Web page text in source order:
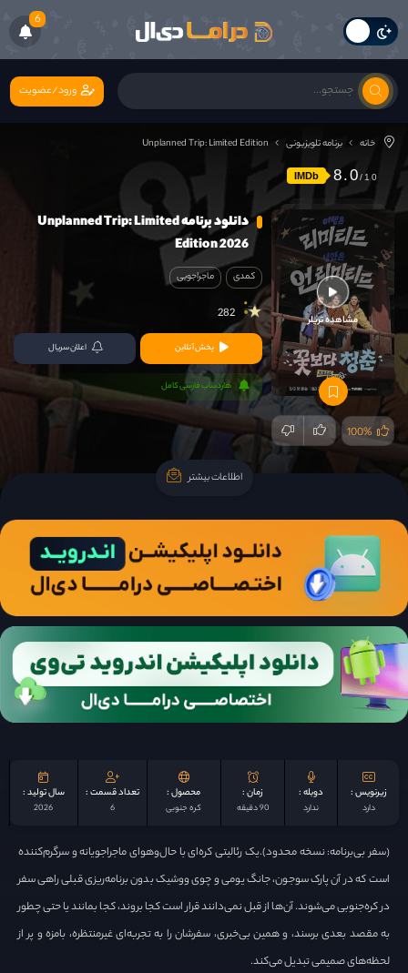
6
ورود/عضویت
خانه برنامه تلویزیونی Unplanned Trip: Limited Edition
IMDb 8.0
مشاهده تریلر
100%
دانلود برنامه Unplanned Trip: Limited
Edition 2026
کمدی ماجراجویی
282
پخش آنلاین اعلان سریال
هاردساب فارسی کامل
اطلاعات بیشتر
زیرنویس :
دارد
دوبله :
ندارد
زمان :
90 دقیقه
محصول :
کره جنوبی
تعداد قسمت :
6
سال تولید :
2026
(سفر بی‌برنامه: نسخه محدود).یک رئالیتی کره‌ای با حال‌وهوای ماجراجویانه و سرگرم‌کننده
است که در آن پارک سوجون، جانگ یومی و چوی ووشیک بدون برنامه‌ریزی قبلی راهی سفر
در کره‌جنوبی می‌شوند. آن‌ها از قبل نمی‌دانند قرار است کجا بروند، کجا بمانند یا حتی چطور
به مقصد بعدی برسند، و همین بی‌خبری، سفرشان را به تجربه‌ای غیرمنتظره، بامزه و پر از
لحظه‌های صمیمی تبدیل می‌کند.